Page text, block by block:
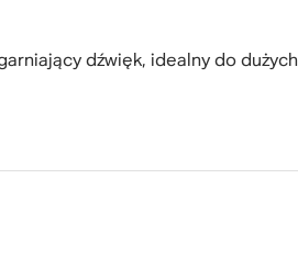
dźwięk, idealny do dużych